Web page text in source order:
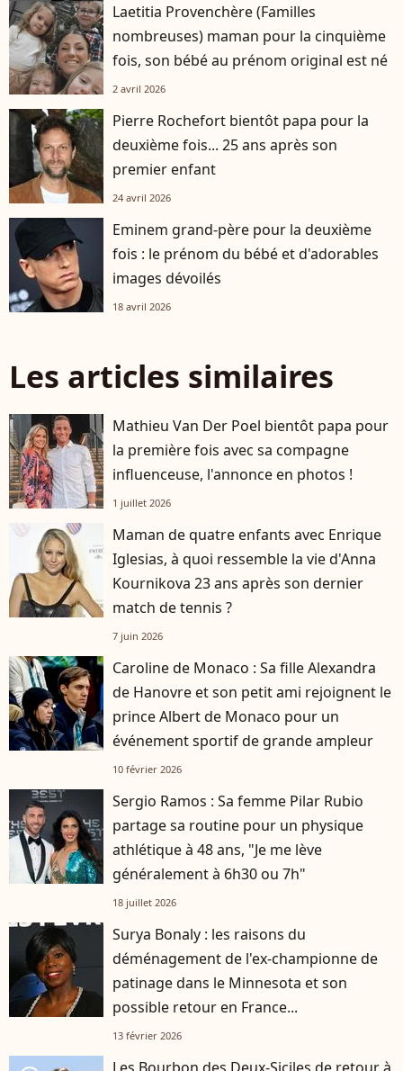
Laetitia Provenchère (Familles
nombreuses) maman pour la cinquième
fois, son bébé au prénom original est né
2 avril 2026
Pierre Rochefort bientôt papa pour la
deuxième fois... 25 ans après son
premier enfant
24 avril 2026
Eminem grand-père pour la deuxième
fois : le prénom du bébé et d'adorables
images dévoilés
18 avril 2026
Les articles similaires
Mathieu Van Der Poel bientôt papa pour
la première fois avec sa compagne
influenceuse, l'annonce en photos !
1 juillet 2026
Maman de quatre enfants avec Enrique
Iglesias, à quoi ressemble la vie d'Anna
Kournikova 23 ans après son dernier
match de tennis ?
7 juin 2026
Caroline de Monaco : Sa fille Alexandra
de Hanovre et son petit ami rejoignent le
prince Albert de Monaco pour un
événement sportif de grande ampleur
10 février 2026
Sergio Ramos : Sa femme Pilar Rubio
partage sa routine pour un physique
athlétique à 48 ans, "Je me lève
généralement à 6h30 ou 7h"
18 juillet 2026
Surya Bonaly : les raisons du
déménagement de l'ex-championne de
patinage dans le Minnesota et son
possible retour en France...
13 février 2026